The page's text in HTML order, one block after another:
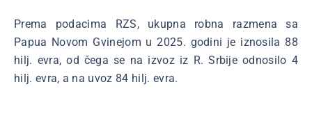
Prema podacima RZS, ukupna robna razmena sa
Papua Novom Gvinejom u 2025. godini je iznosila 88
hilj. evra, od čega se na izvoz iz R. Srbije odnosilo 4
hilj. evra, a na uvoz 84 hilj. evra.